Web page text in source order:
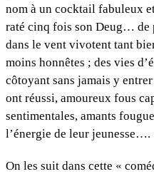
nom à un cocktail fabuleux
raté cinq fois son Deug… de
dans le vent vivotent tant
moins honnêtes ; des vies
côtoyant sans jamais y
ont réussi, amoureux fous
sentimentales, amants
l’énergie de leur jeunesse….
On les suit dans cette «